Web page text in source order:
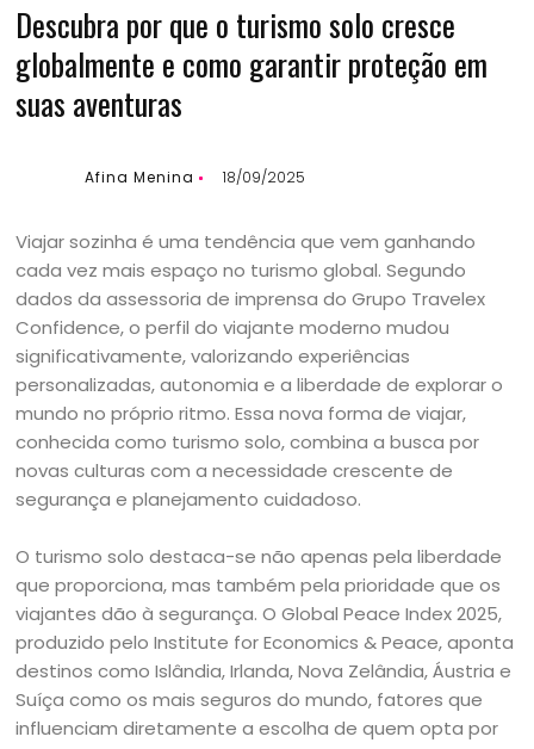
Descubra por que o turismo solo cresce
globalmente e como garantir proteção em
suas aventuras
Afina Menina 18/09/2025
Viajar sozinha é uma tendência que vem ganhando
cada vez mais espaço no turismo global. Segundo
dados da assessoria de imprensa do Grupo Travelex
Confidence, o perfil do viajante moderno mudou
significativamente, valorizando experiências
personalizadas, autonomia e a liberdade de explorar o
mundo no próprio ritmo. Essa nova forma de viajar,
conhecida como turismo solo, combina a busca por
novas culturas com a necessidade crescente de
segurança e planejamento cuidadoso.
O turismo solo destaca-se não apenas pela liberdade
que proporciona, mas também pela prioridade que os
viajantes dão à segurança. O Global Peace Index 2025,
produzido pelo Institute for Economics & Peace, aponta
destinos como Islândia, Irlanda, Nova Zelândia, Áustria e
Suíça como os mais seguros do mundo, fatores que
influenciam diretamente a escolha de quem opta por